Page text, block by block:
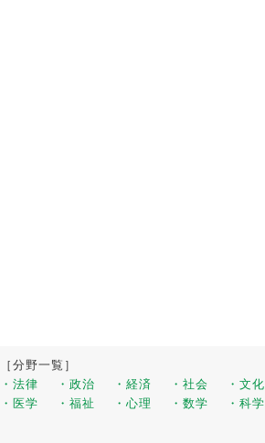
［分野一覧］
・法律
・政治 ・経済 ・社会 ・文化
・医学
・福祉 ・心理 ・数学 ・科学